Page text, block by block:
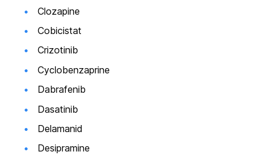
Clozapine
Cobicistat
Crizotinib
Cyclobenzaprine
Dabrafenib
Dasatinib
Delamanid
Desipramine